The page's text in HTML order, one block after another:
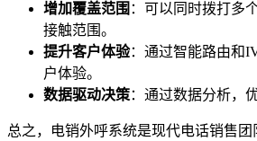
增加覆盖范围 ：可以同时拨打多
接触范围。
提升客户体验：通过智能路由和
户体验。
数据驱动决策：通过数据分析，
总之，电销外呼系统是现代电话销售